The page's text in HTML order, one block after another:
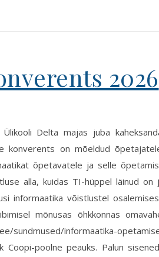
2026
Delta majas juba
konverents on mõeldud
õpetavatele ja selle
alla, kuidas TI-hüppel läinud on
informaatika võistlustel
mõnusas õhkkonnas
informaatika-
poolne peauks. Palun